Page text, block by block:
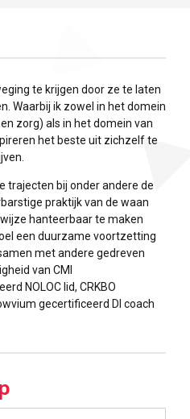
te krijgen door ze te laten
Waarbij ik zowel in het domein
zorg) als in het domein van
het beste uit zichzelf te
trajecten bij onder andere de
praktijk van de waan
hanteerbaar te maken
een duurzame voortzetting
met andere gedreven
van CMI
NOLOC lid, CRKBO
gecertificeerd DI coach